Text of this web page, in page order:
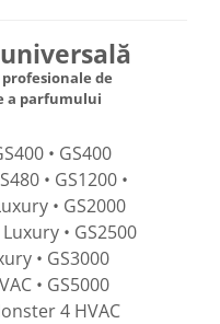
de
a parfumului
• GS400
• GS1200 •
• GS2000
• GS2500
• GS3000
• GS5000
4 HVAC